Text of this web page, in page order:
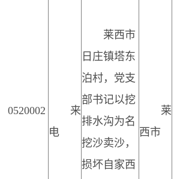
0520002
来
电
莱西市
日庄镇塔东
泊村，党支
部书记以挖
排水沟为名
挖沙卖沙，
损坏自家西
莱
西市